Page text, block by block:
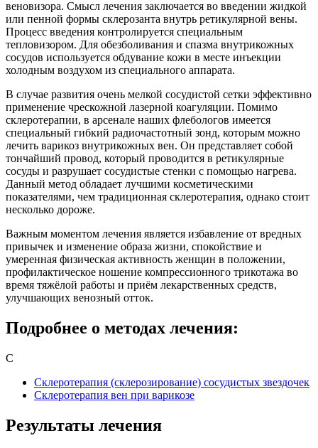
веновизора. Смысл лечения заключается во введении жидкой
или пенной формы склерозанта внутрь ретикулярной вены.
Процесс введения контролируется специальным
тепловизором. Для обезболивания и спазма внутрикожных
сосудов используется обдувание кожи в месте инъекции
холодным воздухом из специального аппарата.
В случае развития очень мелкой сосудистой сетки эффективно
применение чрескожной лазерной коагуляции. Помимо
склеротерапии, в арсенале наших флебологов имеется
специальный гибкий радиочастотный зонд, которым можно
лечить варикоз внутрикожных вен. Он представляет собой
тончайший провод, который проводится в ретикулярные
сосуды и разрушает сосудистые стенки с помощью нагрева.
Данный метод обладает лучшими косметическими
показателями, чем традиционная склеротерапия, однако стоит
несколько дороже.
Важным моментом лечения является избавление от вредных
привычек и изменение образа жизни, спокойствие и
умеренная физическая активность женщин в положении,
профилактическое ношение компрессионного трикотажа во
время тяжёлой работы и приём лекарственных средств,
улучшающих венозный отток.
Подробнее о методах лечения:
С
Склеротерапия (склерозирование) сосудистых звездочек
Склеротерапия вен при варикозе
Результаты лечения